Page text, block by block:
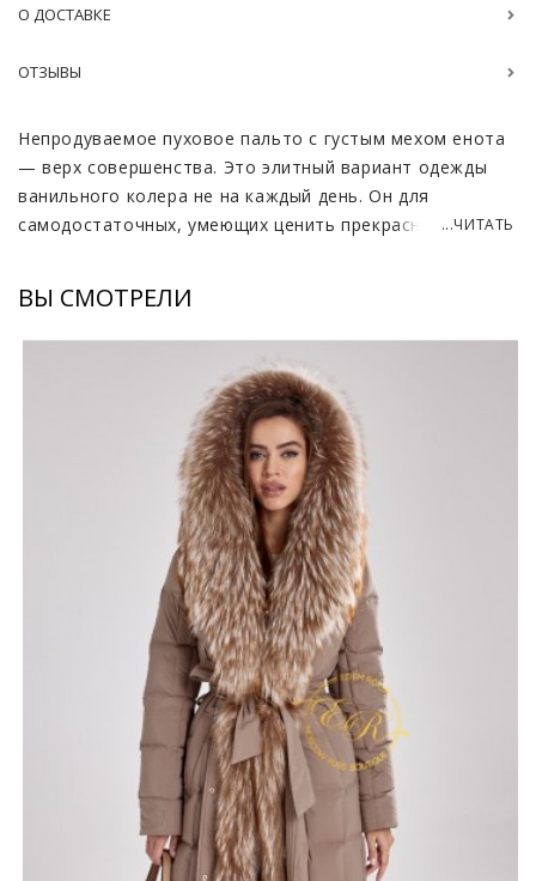
О ДОСТАВКЕ
ОТЗЫВЫ
Непродуваемое пуховое пальто с густым мехом енота
— верх совершенства. Это элитный вариант одежды
ванильного колера не на каждый день. Он для
самодостаточных, умеющих ценить прекрасное
Сшито из итальянской водонепроницаемой материи.
Ткань стеганая крупной клеткой, само пальто
удлиненное — ниже колен. Спереди кнопки,
прилагается тканевый пояс, который завязывается на
талии. Карманы прямые врезные, практически не
Изюминкой модели является большой капюшон,
обрамленный крашеным енотом. Мех пышный,
пестрый, как бы состоит из вкраплений ванили — от
светлой до темной и белых точек, напоминающих
снежинки. Он грациозно свисает до самого низа
пальто, делая его шикарным, изысканным.
*описание несет информационный характер, состав и
правила ухода могут быть изменены производителем
...ЧИТАТЬ
ВЫ СМОТРЕЛИ